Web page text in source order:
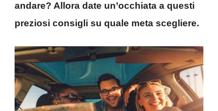
andare? Allora date un’occhiata a questi
preziosi consigli su quale meta scegliere.